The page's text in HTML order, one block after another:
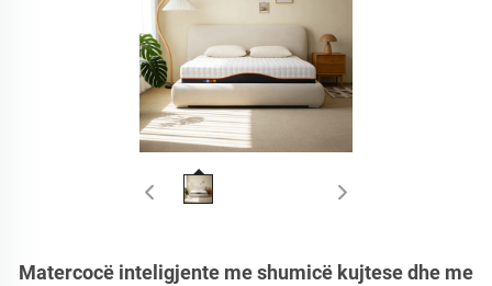
Matercocë inteligjente me shumicë kujtese dhe me